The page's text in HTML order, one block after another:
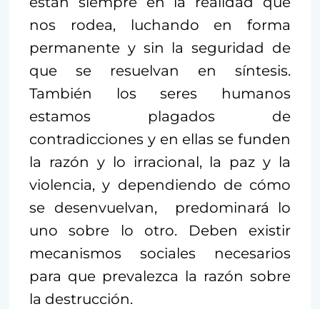
nos rodea, luchando en forma
permanente y sin la seguridad de
que se resuelvan en síntesis.
También los seres humanos
estamos plagados de
contradicciones y en ellas se funden
la razón y lo irracional, la paz y la
violencia, y dependiendo de cómo
se desenvuelvan, predominará lo
uno sobre lo otro. Deben existir
mecanismos sociales necesarios
para que prevalezca la razón sobre
la destrucción.